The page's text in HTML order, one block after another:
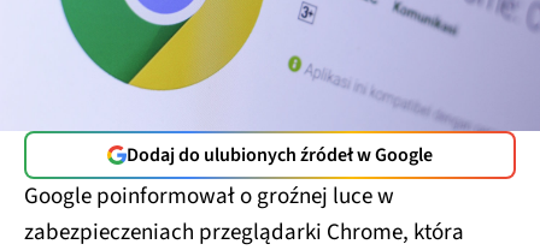
Dodaj do ulubionych źródeł w Google
Google poinformował o groźnej luce w
zabezpieczeniach przeglądarki Chrome, która